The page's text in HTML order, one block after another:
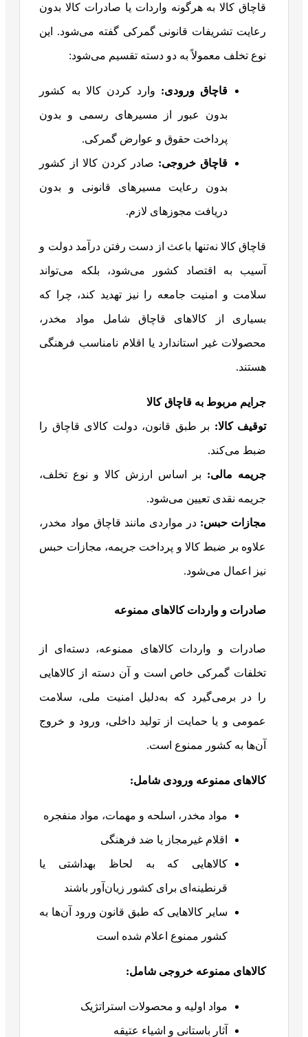
قاچاق کالا به هرگونه واردات یا صادرات کالا بدون
رعایت تشریفات قانونی گمرکی گفته می‌شود. این
نوع تخلف معمولاً به دو دسته تقسیم می‌شود:
قاچاق ورودی: وارد کردن کالا به کشور
بدون عبور از مسیرهای رسمی و بدون
پرداخت حقوق و عوارض گمرکی.
قاچاق خروجی: صادر کردن کالا از کشور
بدون رعایت مسیرهای قانونی و بدون
دریافت مجوزهای لازم.
قاچاق کالا نه‌تنها باعث از دست رفتن درآمد دولت و
آسیب به اقتصاد کشور می‌شود، بلکه می‌تواند
سلامت و امنیت جامعه را نیز تهدید کند، چرا که
بسیاری از کالاهای قاچاق شامل مواد مخدر،
محصولات غیر استاندارد یا اقلام نامناسب فرهنگی
هستند.
جرایم مربوط به قاچاق کالا
توقیف کالا: بر طبق قانون، دولت کالای قاچاق را
ضبط می‌کند.
جریمه مالی: بر اساس ارزش کالا و نوع تخلف،
جریمه نقدی تعیین می‌شود.
مجازات حبس: در مواردی مانند قاچاق مواد مخدر،
علاوه بر ضبط کالا و پرداخت جریمه، مجازات حبس
نیز اعمال می‌شود.
صادرات و واردات کالاهای ممنوعه
صادرات و واردات کالاهای ممنوعه، دسته‌ای از
تخلفات گمرکی خاص است و آن دسته از کالاهایی
را در برمی‌گیرد که به‌دلیل امنیت ملی، سلامت
عمومی و یا حمایت از تولید داخلی، ورود و خروج
آن‌ها به کشور ممنوع است.
کالاهای ممنوعه ورودی شامل:
مواد مخدر، اسلحه و مهمات، مواد منفجره
اقلام غیرمجاز یا ضد فرهنگی
کالاهایی که به لحاظ بهداشتی یا
قرنطینه‌ای برای کشور زیان‌آور باشند
سایر کالاهایی که طبق قانون ورود آن‌ها به
کشور ممنوع اعلام شده است
کالاهای ممنوعه خروجی شامل:
مواد اولیه و محصولات استراتژیک
آثار باستانی و اشیاء عتیقه